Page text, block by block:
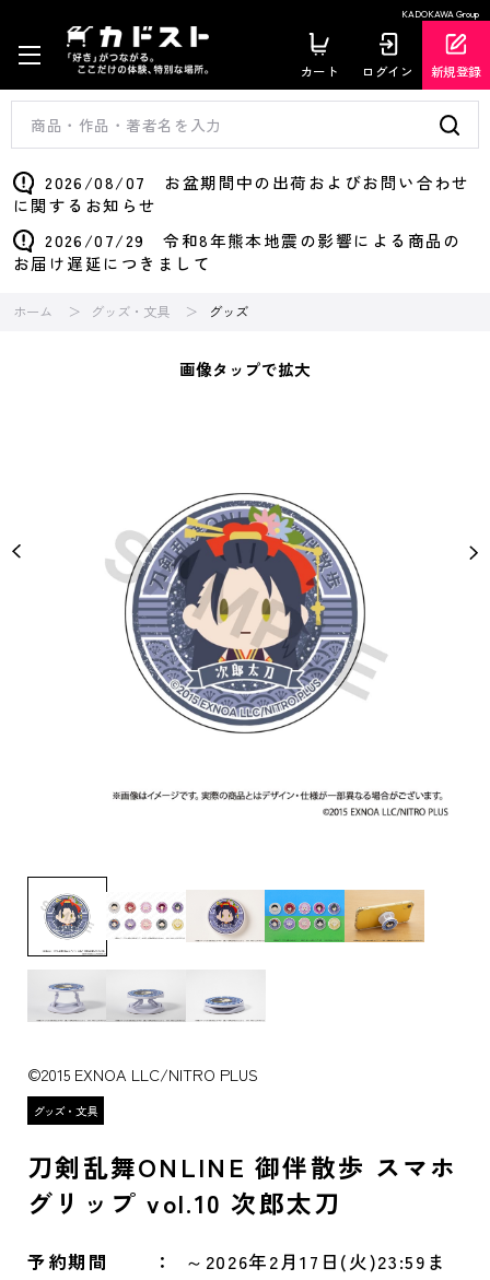
KADOKAWA Group
カート ログイン 新規登録
2026/08/07 お盆期間中の出荷およびお問い合わせ
に関するお知らせ
2026/07/29 令和8年熊本地震の影響による商品の
お届け遅延につきまして
ホーム グッズ・文具 グッズ
画像タップで拡大
©2015 EXNOA LLC/NITRO PLUS
刀剣乱舞ONLINE 御伴散歩 スマホ
グリップ vol.10 次郎太刀
予約期間
～2026年2月17日(火)23:59ま